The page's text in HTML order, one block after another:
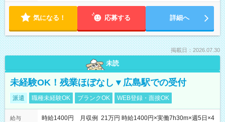
気になる！ 応募する 詳細へ
掲載日：2026.07.30
未読
未経験OK！残業ほぼなし▼広島駅での受付
派遣 職種未経験OK ブランクOK WEB登録・面接OK
給与
時給1400円 月収例 21万円 時給1400円×実働7h30m×週5日×4